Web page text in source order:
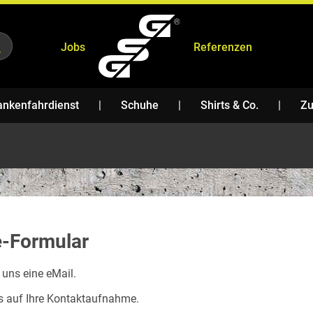
Jobs Referenzen
Schuhe Shirts & Co.
FIRE
HOSEN
Formular
eine eMail.
auf Ihre Kontaktaufnahme.